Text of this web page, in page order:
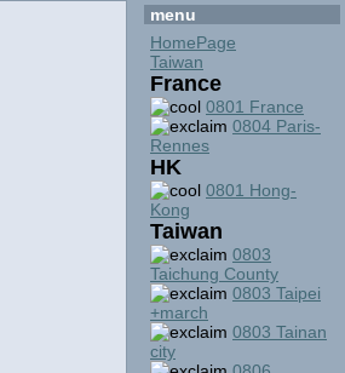
menu
HomePage
Taiwan
France
0801 France
0804 Paris-
Rennes
HK
0801 Hong-
Kong
Taiwan
0803
Taichung County
0803 Taipei
+march
0803 Tainan
city